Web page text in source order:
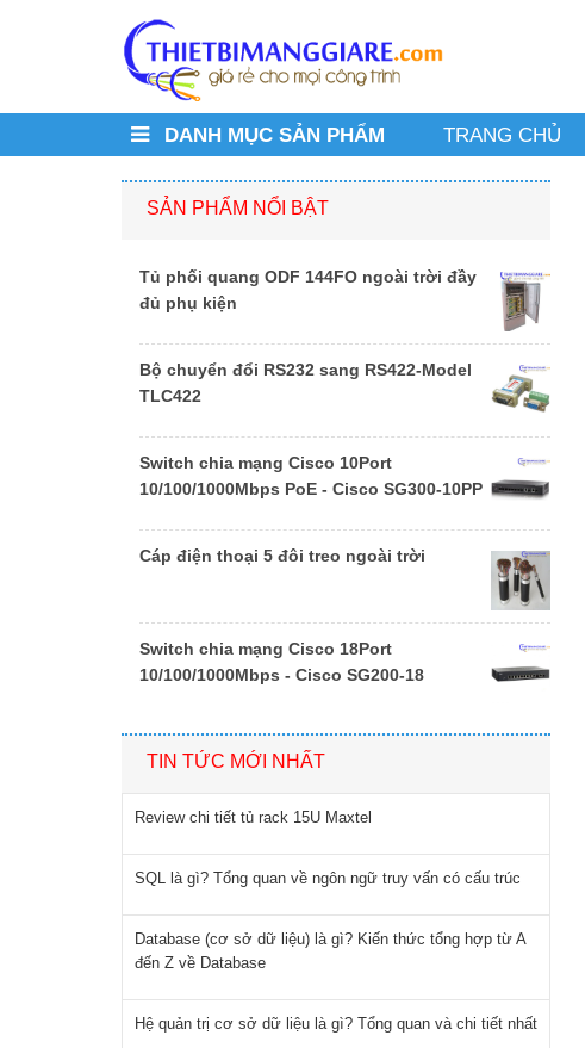
DANH MỤC SẢN PHẨM TRANG CHỦ
SẢN PHẨM NỔI BẬT
Tủ phối quang ODF 144FO ngoài trời đầy
đủ phụ kiện
Bộ chuyển đổi RS232 sang RS422-Model
TLC422
Switch chia mạng Cisco 10Port
10/100/1000Mbps PoE - Cisco SG300-10PP
Cáp điện thoại 5 đôi treo ngoài trời
Switch chia mạng Cisco 18Port
10/100/1000Mbps - Cisco SG200-18
TIN TỨC MỚI NHẤT
Review chi tiết tủ rack 15U Maxtel
SQL là gì? Tổng quan về ngôn ngữ truy vấn có cấu trúc
Database (cơ sở dữ liệu) là gì? Kiến thức tổng hợp từ A
đến Z về Database
Hệ quản trị cơ sở dữ liệu là gì? Tổng quan và chi tiết nhất